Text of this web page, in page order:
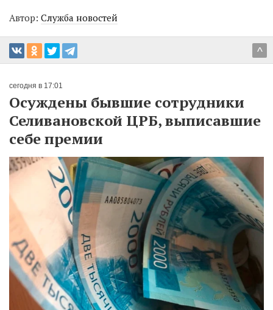
Автор: Служба новостей
^
сегодня в 17:01
Осуждены бывшие сотрудники
Селивановской ЦРБ, выписавшие
себе премии